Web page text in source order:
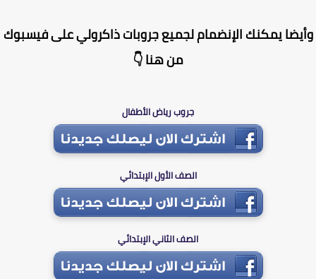
يمكنك الإنضمام لجميع جروبات ذاكرولي على فيسبوك
من هنا 👇
جروب رياض الأطفال
الصف الأول الإبتدائي
الصف الثاني الإبتدائي